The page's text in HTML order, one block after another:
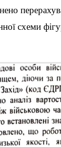
схеми